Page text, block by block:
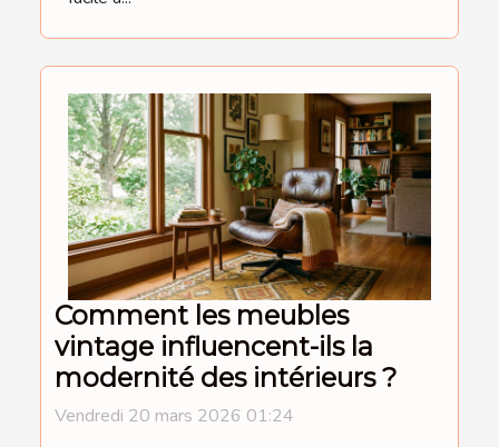
Comment les meubles
vintage influencent-ils la
modernité des intérieurs ?
Vendredi 20 mars 2026 01:24